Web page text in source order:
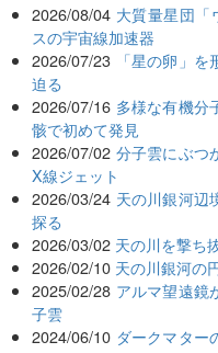
2026/08/04 大質量星団「
スの宇宙線加速器
2026/07/23
「星の卵」
迫る
2026/07/16 多様な有機分
骸で初めて発見
2026/07/02 分子雲にぶつ
X線ジェット
2026/03/24 天の川銀河辺
探る
2026/03/02 天の川を撃ち
2026/02/10 天の川銀河の
2025/02/28 アルマ望遠鏡
子雲
2024/06/10 ダークマター